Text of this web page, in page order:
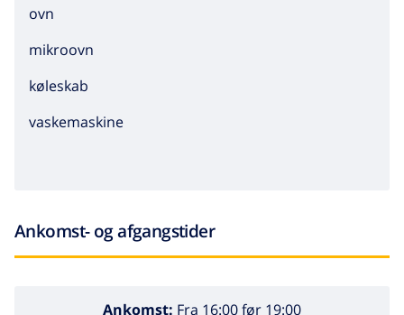
ovn
mikroovn
køleskab
vaskemaskine
Ankomst- og afgangstider
Ankomst: Fra 16:00 før 19:00